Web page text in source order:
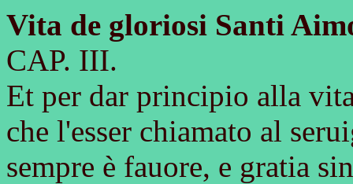
Vita de gloriosi Santi
CAP. III.
Et per dar principio alla
che l'esser chiamato al
sempre è fauore, e gratia